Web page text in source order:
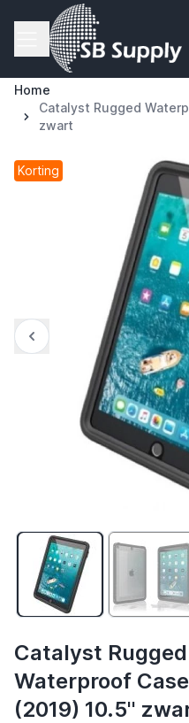
Ga naar de inhoud
Home
Catalyst Rugged
zwart
Korting
Catalyst Rugged
Waterproof
(2019) 10.5''